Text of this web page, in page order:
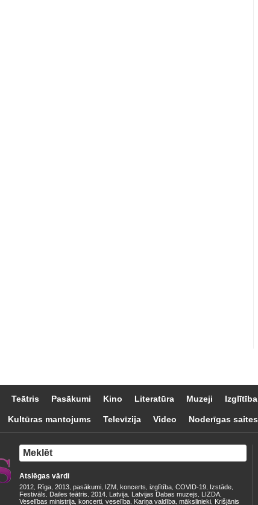
Teātris Pasākumi Kino Literatūra Muzeji Izglītība
Kultūras mantojums Televīzija Video Noderīgas saites
Atslēgas vārdi
2012 Rīga 2013 pasākumi IZM koncerts izglītība COVID-19 Izstāde
Festivāls Dailes teātris 2014 Latvija Latvijas Dabas muzejs LIZDA
Veselības ministrija koncerti veselība Kariņa valdība mākslinieki Krišjānis